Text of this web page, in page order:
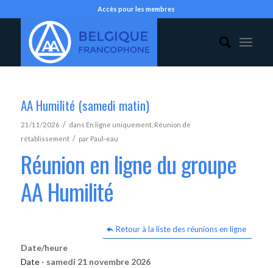
Accès pour les membres
AA Humilité (samedi matin)
21/11/2026 / dans En ligne uniquement, Réunion de
rétablissement / par Paul-eau
Réunion en ligne du groupe
AA Humilité
Retour à la liste des réunions en ligne
Date/heure
Date - samedi 21 novembre 2026